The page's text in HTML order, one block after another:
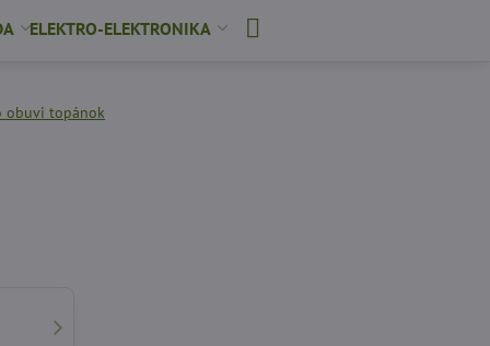
ELEKTRO-ELEKTRONIKA
obuvi topánok